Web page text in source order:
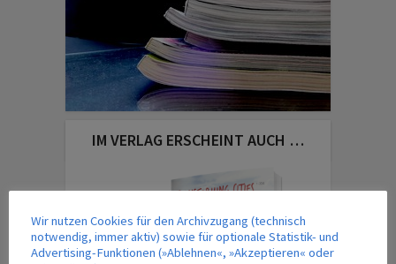
IM VERLAG ERSCHEINT AUCH …
Wir nutzen Cookies für den Archivzugang (technisch
notwendig, immer aktiv) sowie für optionale Statistik- und
Advertising-Funktionen (»Ablehnen«, »Akzeptieren« oder